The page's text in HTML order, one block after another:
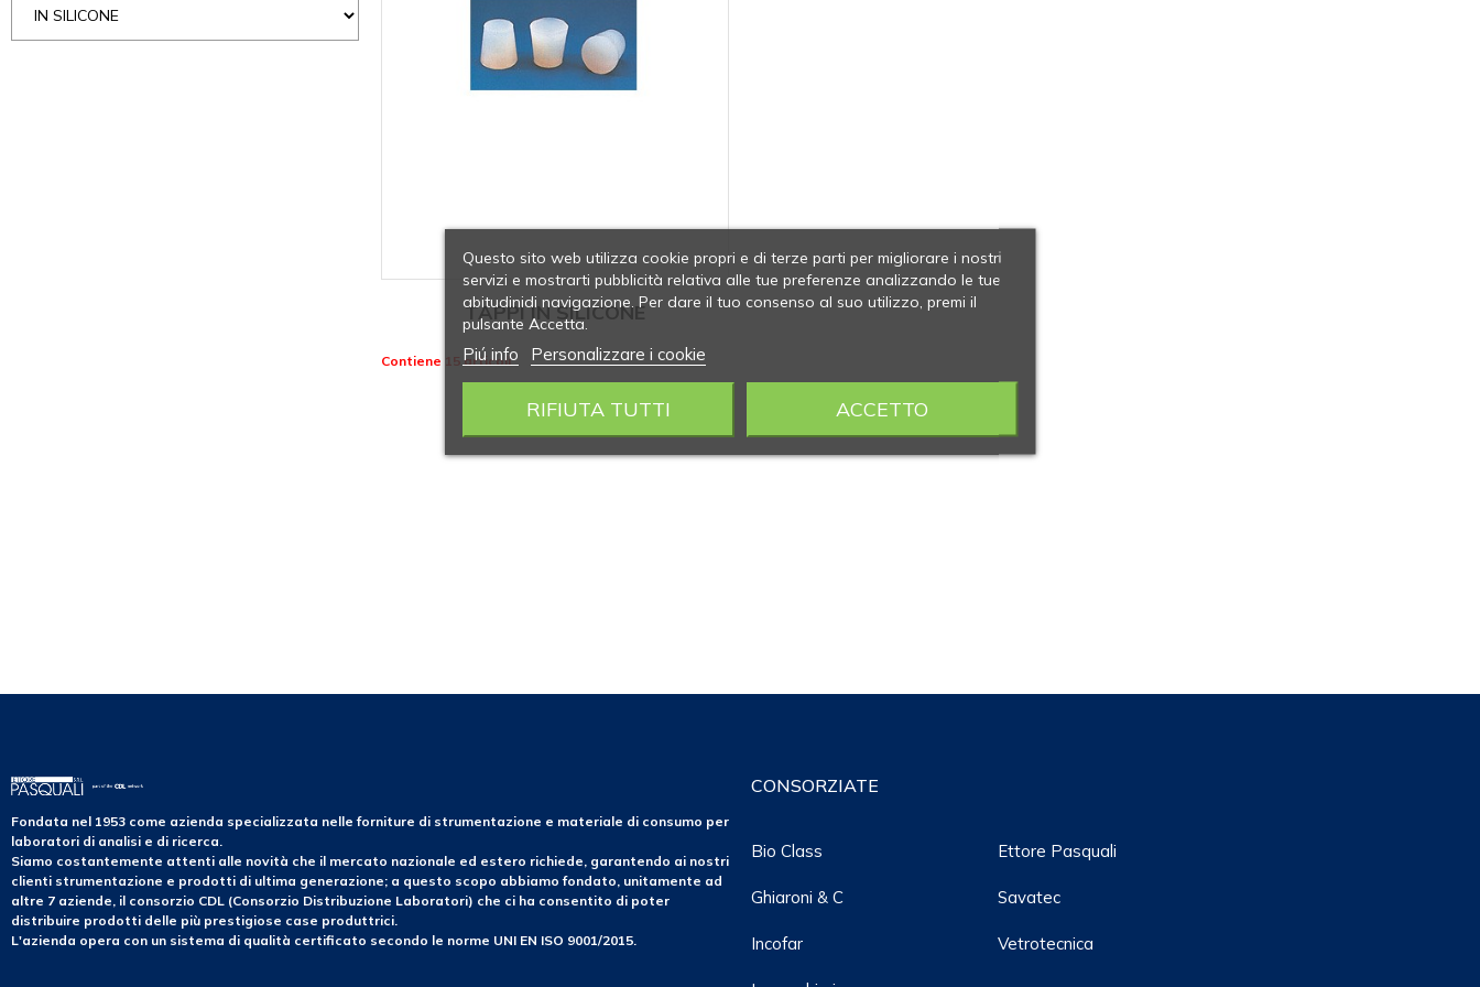
TAPPI IN SILICONE
Contiene 15 articoli
Fondata nel 1953 come azienda specializzata nelle forniture di strumentazione e materiale di consumo per
laboratori di analisi e di ricerca.
Siamo costantemente attenti alle novità che il mercato nazionale ed estero richiede, garantendo ai nostri
clienti strumentazione e prodotti di ultima generazione; a questo scopo abbiamo fondato, unitamente ad
altre 7 aziende, il consorzio CDL (Consorzio Distribuzione Laboratori) che ci ha consentito di poter
distribuire prodotti delle più prestigiose case produttrici.
L'azienda opera con un sistema di qualità certificato secondo le norme UNI EN ISO 9001/2015.
CONSORZIATE
Bio Class
Ghiaroni & C
Incofar
Ettore Pasquali
Savatec
Vetrotecnica
Questo sito web utilizza cookie propri e di terze parti per migliorare i nostri
servizi e mostrarti pubblicità relativa alle tue preferenze analizzando le tue
abitudinidi navigazione. Per dare il tuo consenso al suo utilizzo, premi il
pulsante Accetta.
Piú info Personalizzare i cookie
RIFIUTA TUTTI ACCETTO